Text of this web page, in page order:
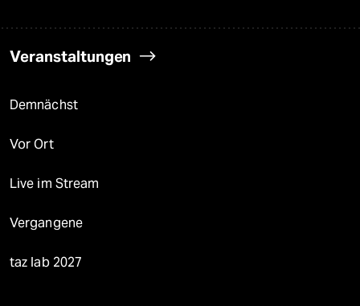
Veranstaltungen
Demnächst
Vor Ort
Live im Stream
Vergangene
taz lab 2027